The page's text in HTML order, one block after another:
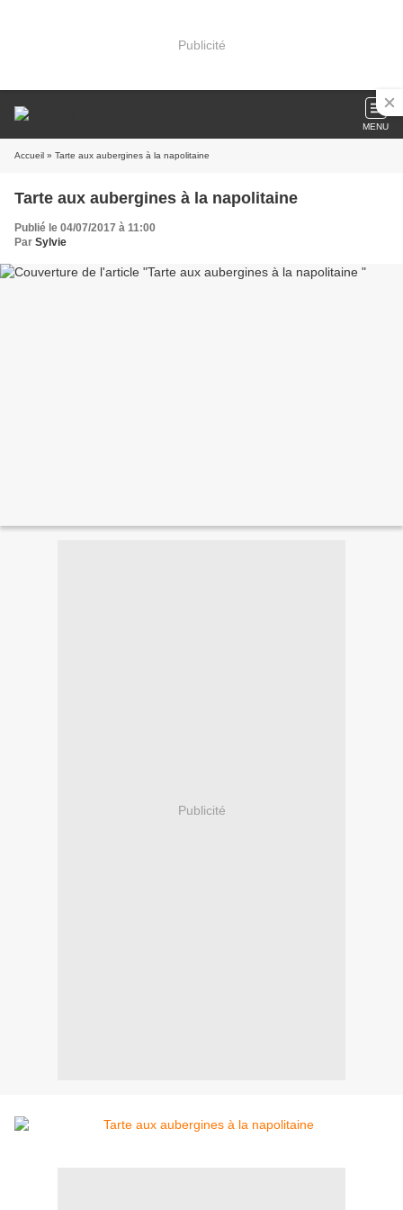
Publicité
MENU
Accueil » Tarte aux aubergines à la napolitaine
Tarte aux aubergines à la napolitaine
Publié le 04/07/2017 à 11:00
Par Sylvie
Publicité